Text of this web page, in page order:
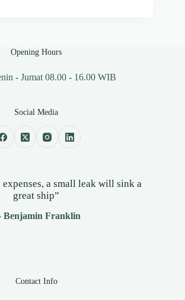
Opening Hours
- Jumat 08.00 - 16.00 WIB
Social Media
a small leak will sink a
great ship”
Franklin
Contact Info